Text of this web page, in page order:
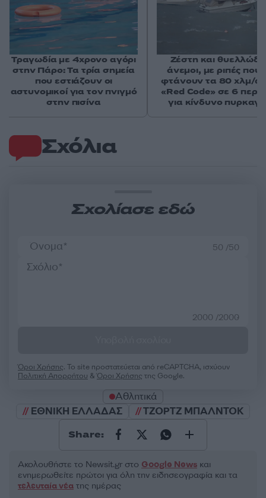
Σχόλια
Σχολίασε εδώ
50 /50
2000 /2000
Όροι Χρήσης. Το site προστατεύεται από reCAPTCHA, ισχύουν
Πολιτική Απορρήτου &Όροι Χρήσης της Google.
Αθλητικά
ΕΘΝΙΚΗ ΕΛΛΑΔΑΣ
ΤΖΟΡΤΖ ΜΠΑΛΝΤΟΚ
Share:
Ακολουθήστε το Νewsit.gr στο Google News και
ενημερωθείτε πρώτοι για όλη την ειδησεογραφία και τα
τελευταία νέα της ημέρας
Τραγωδία με 4χρονο αγόρι
στην Πάρο: Τα τρία σημεία
που εστιάζουν οι
αστυνομικοί για τον πνιγμό
στην πισίνα
Ζέστη και
άνεμοι, με ριπές που
φτάνουν τα 80 χλμ/
«Red Code» σε 6
για κίνδυνο